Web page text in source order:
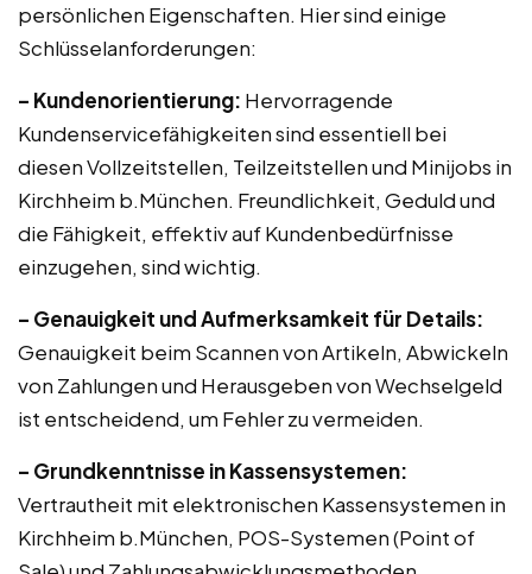
persönlichen Eigenschaften. Hier sind einige
Schlüsselanforderungen:
– Kundenorientierung: Hervorragende
Kundenservicefähigkeiten sind essentiell bei
diesen Vollzeitstellen, Teilzeitstellen und Minijobs in
Kirchheim b.München. Freundlichkeit, Geduld und
die Fähigkeit, effektiv auf Kundenbedürfnisse
einzugehen, sind wichtig.
– Genauigkeit und Aufmerksamkeit für Details:
Genauigkeit beim Scannen von Artikeln, Abwickeln
von Zahlungen und Herausgeben von Wechselgeld
ist entscheidend, um Fehler zu vermeiden.
– Grundkenntnisse in Kassensystemen:
Vertrautheit mit elektronischen Kassensystemen in
Kirchheim b.München, POS-Systemen (Point of